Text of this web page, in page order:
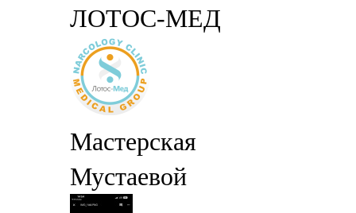
ЛОТОС-МЕД
Мастерская
Мустаевой